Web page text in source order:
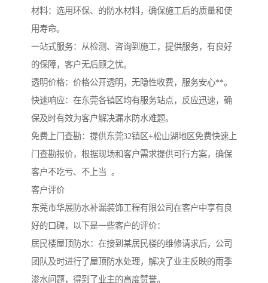
材料：选用环保、的防水材料，确保施工后的质量和使
用寿命。
一站式服务：从检测、咨询到施工，提供服务，有良好
的保障，客户无后顾之忧。
透明价格：价格公开透明，无隐性收费，服务安心**。
快速响应：在东莞各镇区均有服务站点，反应迅速，确
保及时有效为客户解决漏水防水难题。
免费上门查勘：提供东莞32镇区+松山湖地区免费快速上
门查勘报价，根据现场和客户需求提供可行方案，确保
客户不吃亏、不上当 。
客户评价
东莞市华展防水补漏装饰工程有限公司在客户中享有良
好的口碑，以下是一些客户的评价：
居民楼屋顶防水：在接到某居民楼的维修请求后，公司
团队及时进行了屋顶防水处理，解决了业主反映的雨季
渗水问题，得到了业主的高度赞誉。